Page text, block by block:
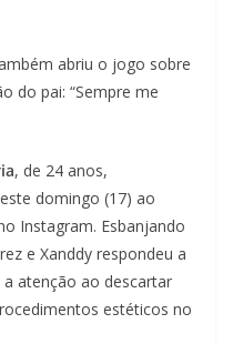
abriu o jogo sobre
do pai: “Sempre me
, de 24 anos,
domingo (17) ao
Instagram. Esbanjando
e Xanddy respondeu a
atenção ao descartar
estéticos no